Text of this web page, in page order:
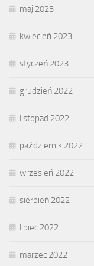
maj 2023
kwiecień 2023
styczeń 2023
grudzień 2022
listopad 2022
październik 2022
wrzesień 2022
sierpień 2022
lipiec 2022
marzec 2022